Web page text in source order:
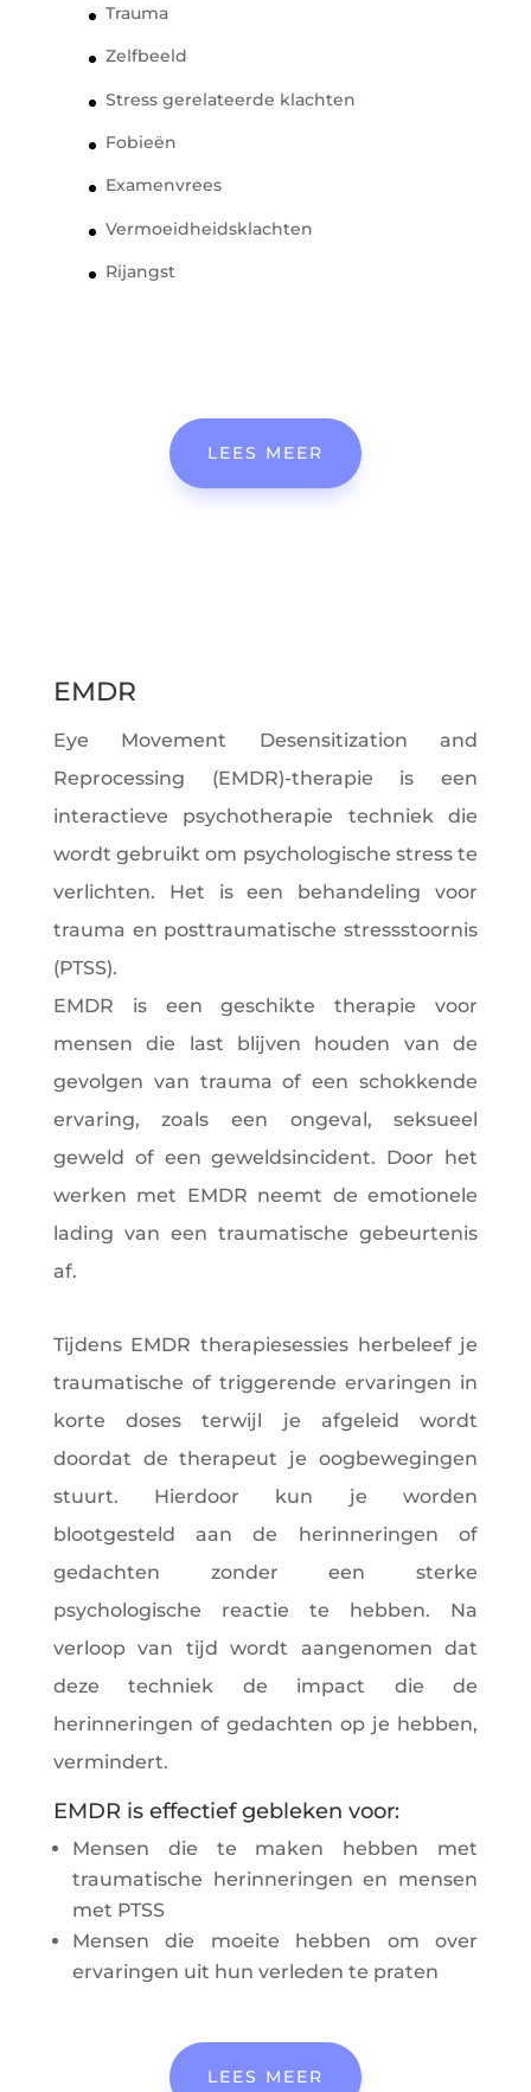
Trauma
Zelfbeeld
Stress gerelateerde klachten
Fobieën
Examenvrees
Vermoeidheidsklachten
Rijangst
LEES MEER
EMDR
Eye Movement Desensitization and
Reprocessing (EMDR)-therapie is een
interactieve psychotherapie techniek die
wordt gebruikt om psychologische stress te
verlichten. Het is een behandeling voor
trauma en posttraumatische stressstoornis
(PTSS).
EMDR is een geschikte therapie voor
mensen die last blijven houden van de
gevolgen van trauma of een schokkende
ervaring, zoals een ongeval, seksueel
geweld of een geweldsincident. Door het
werken met EMDR neemt de emotionele
lading van een traumatische gebeurtenis
af.
Tijdens EMDR therapiesessies herbeleef je
traumatische of triggerende ervaringen in
korte doses terwijl je afgeleid wordt
doordat de therapeut je oogbewegingen
stuurt. Hierdoor kun je worden
blootgesteld aan de herinneringen of
gedachten zonder een sterke
psychologische reactie te hebben. Na
verloop van tijd wordt aangenomen dat
deze techniek de impact die de
herinneringen of gedachten op je hebben,
vermindert.
EMDR is effectief gebleken voor:
Mensen die te maken hebben met
traumatische herinneringen en mensen
met PTSS
Mensen die moeite hebben om over
ervaringen uit hun verleden te praten
LEES MEER